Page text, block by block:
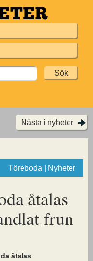
Nästa i nyheter
Töreboda | Nyheter
åtalas
frun
åtalas